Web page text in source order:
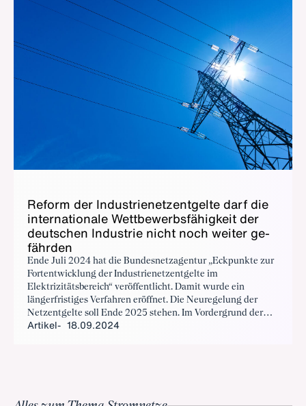
Re­form der In­dus­trie­netz­ent­gel­te darf die
in­ter­na­tio­na­le Wett­be­werbs­fä­hig­keit der
deut­schen In­dus­trie nicht noch wei­ter ge­
fähr­den
Ende Juli 2024 hat die Bundesnetzagentur „Eckpunkte zur
Fortentwicklung der Industrienetzentgelte im
Elektrizitätsbereich“ veröffentlicht. Damit wurde ein
längerfristiges Verfahren eröffnet. Die Neuregelung der
Netzentgelte soll Ende 2025 stehen. Im Vordergrund der
geplanten Reform steht das Anreizen von Flexibilität. Der
Artikel 18.09.2024